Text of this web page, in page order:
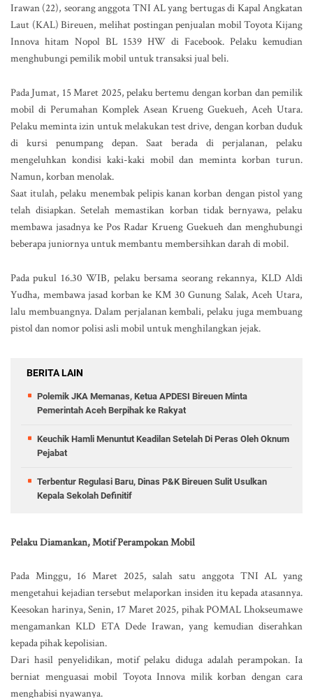
Irawan (22), seorang anggota TNI AL yang bertugas di Kapal Angkatan
Laut (KAL) Bireuen, melihat postingan penjualan mobil Toyota Kijang
Innova hitam Nopol BL 1539 HW di Facebook. Pelaku kemudian
menghubungi pemilik mobil untuk transaksi jual beli.
Pada Jumat, 15 Maret 2025, pelaku bertemu dengan korban dan pemilik
mobil di Perumahan Komplek Asean Krueng Guekueh, Aceh Utara.
Pelaku meminta izin untuk melakukan test drive, dengan korban duduk
di kursi penumpang depan. Saat berada di perjalanan, pelaku
mengeluhkan kondisi kaki-kaki mobil dan meminta korban turun.
Namun, korban menolak.
Saat itulah, pelaku menembak pelipis kanan korban dengan pistol yang
telah disiapkan. Setelah memastikan korban tidak bernyawa, pelaku
membawa jasadnya ke Pos Radar Krueng Guekueh dan menghubungi
beberapa juniornya untuk membantu membersihkan darah di mobil.
Pada pukul 16.30 WIB, pelaku bersama seorang rekannya, KLD Aldi
Yudha, membawa jasad korban ke KM 30 Gunung Salak, Aceh Utara,
lalu membuangnya. Dalam perjalanan kembali, pelaku juga membuang
pistol dan nomor polisi asli mobil untuk menghilangkan jejak.
BERITA LAIN
Polemik JKA Memanas, Ketua APDESI Bireuen Minta
Pemerintah Aceh Berpihak ke Rakyat
Keuchik Hamli Menuntut Keadilan Setelah Di Peras Oleh Oknum
Pejabat
Terbentur Regulasi Baru, Dinas P&K Bireuen Sulit Usulkan
Kepala Sekolah Definitif
Pelaku Diamankan, Motif Perampokan Mobil
Pada Minggu, 16 Maret 2025, salah satu anggota TNI AL yang
mengetahui kejadian tersebut melaporkan insiden itu kepada atasannya.
Keesokan harinya, Senin, 17 Maret 2025, pihak POMAL Lhokseumawe
mengamankan KLD ETA Dede Irawan, yang kemudian diserahkan
kepada pihak kepolisian.
Dari hasil penyelidikan, motif pelaku diduga adalah perampokan. Ia
berniat menguasai mobil Toyota Innova milik korban dengan cara
menghabisi nyawanya.